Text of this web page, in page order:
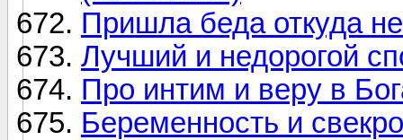
Пришла беда откуда
Лучший и недорогой
Про интим и веру в
Беременность и